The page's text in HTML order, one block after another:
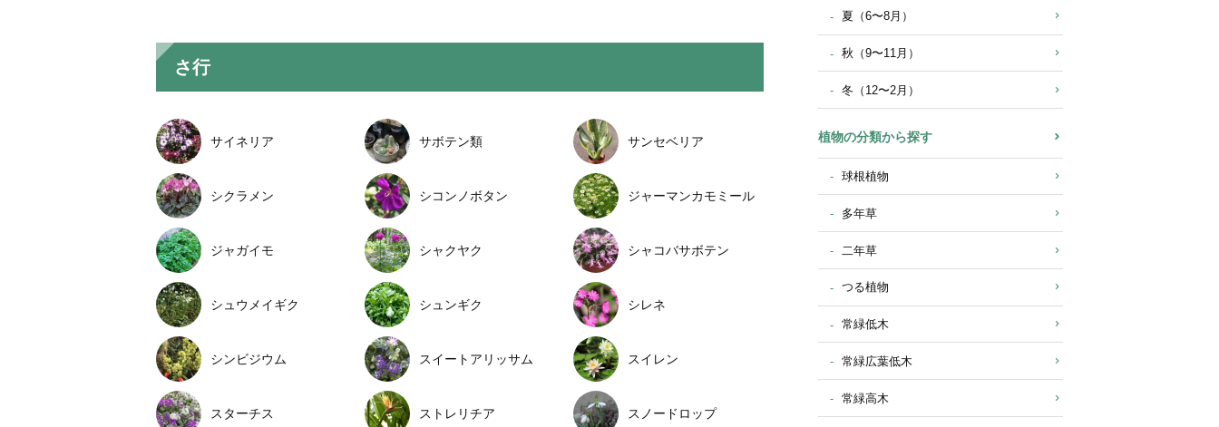
さ行
サイネリア サボテン類 サンセベリア
シクラメン シコンノボタン ジャーマンカモミール
ジャガイモ シャクヤク シャコバサボテン
シュウメイギク シュンギク シレネ
シンビジウム スイートアリッサム スイレン
スターチス ストレリチア スノードロップ
夏（6〜8月）
秋（9〜11月）
冬（12〜2月）
植物の分類から探す
球根植物
多年草
二年草
つる植物
常緑低木
常緑広葉低木
常緑高木